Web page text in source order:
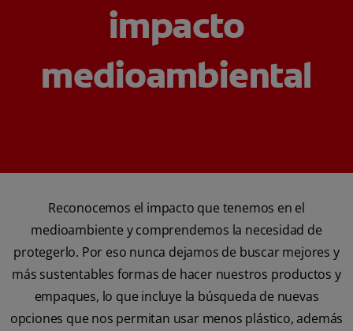
impacto
medioambiental
Reconocemos el impacto que tenemos en el
medioambiente y comprendemos la necesidad de
protegerlo. Por eso nunca dejamos de buscar mejores y
más sustentables formas de hacer nuestros productos y
empaques, lo que incluye la búsqueda de nuevas
opciones que nos permitan usar menos plástico, además